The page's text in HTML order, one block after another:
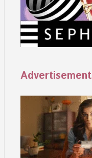
Advertisement